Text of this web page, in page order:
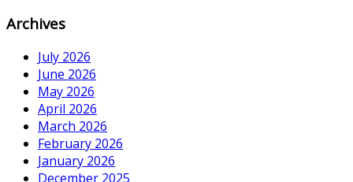
Archives
July 2026
June 2026
May 2026
April 2026
March 2026
February 2026
January 2026
December 2025